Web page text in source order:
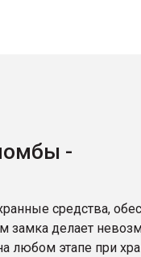
-
средства,
замка делает
любом этапе при